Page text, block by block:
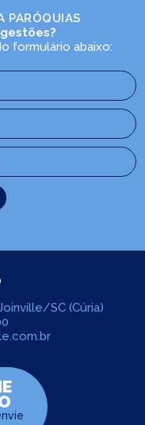
PARÓQUIAS
formulário abaixo:
SC (Cúria)